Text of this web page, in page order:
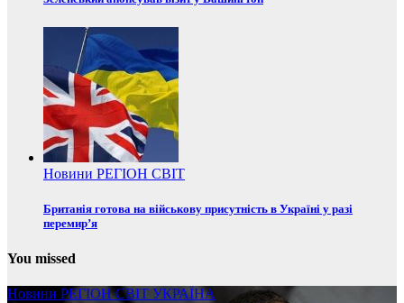
Новини РЕГІОН СВІТ
Британія готова на військову присутність в Україні у разі
перемир’я
You missed
Новини РЕГІОНСВІТ УКРАЇНА